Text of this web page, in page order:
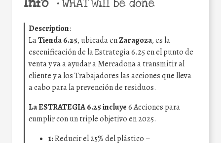
•WHAT will be done
Description:
LaTienda 6.25, ubicada enZaragoza, es la
escenificación de la Estrategia 6.25 en el punto de
venta y va a ayudar a Mercadona a transmitir al
cliente y a los Trabajadores las acciones que lleva
a cabo para la prevención de residuos.
La ESTRATEGIA 6.25 incluye6 Acciones para
cumplir con un triple objetivo en 2025.
1:Reducir el 25% del plástico –